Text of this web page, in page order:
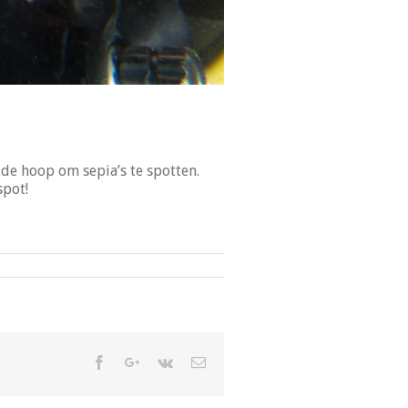
hoop om sepia’s te spotten.
FacebookGoogle+
Vk Email